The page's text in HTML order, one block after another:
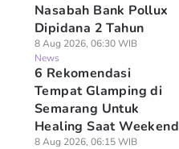
Nasabah Bank Pollux
Dipidana 2 Tahun
8 Aug 2026, 06:30 WIB
News
6 Rekomendasi
Tempat Glamping di
Semarang Untuk
Healing Saat Weekend
8 Aug 2026, 06:15 WIB